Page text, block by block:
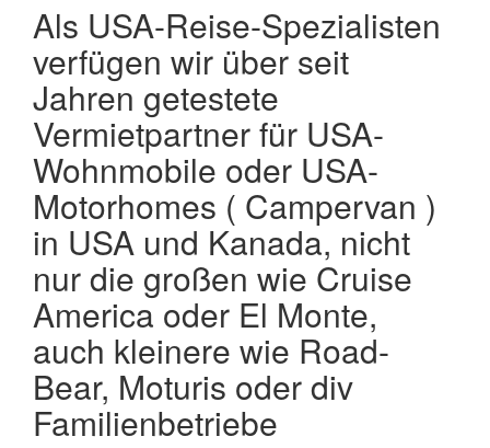
Als USA-Reise-Spezialisten
verfügen wir über seit
Jahren getestete
Vermietpartner für USA-
Wohnmobile oder USA-
Motorhomes ( Campervan )
in USA und Kanada, nicht
nur die großen wie Cruise
America oder El Monte,
auch kleinere wie Road-
Bear, Moturis oder div
Familienbetriebe